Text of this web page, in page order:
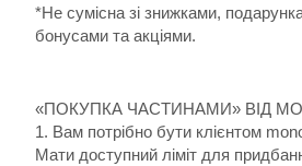
*Не сумісна зі знижками,
бонусами та акціями.
«ПОКУПКА ЧАСТИНАМИ» ВІД
1. Вам потрібно бути клієнтом
Мати доступний ліміт для